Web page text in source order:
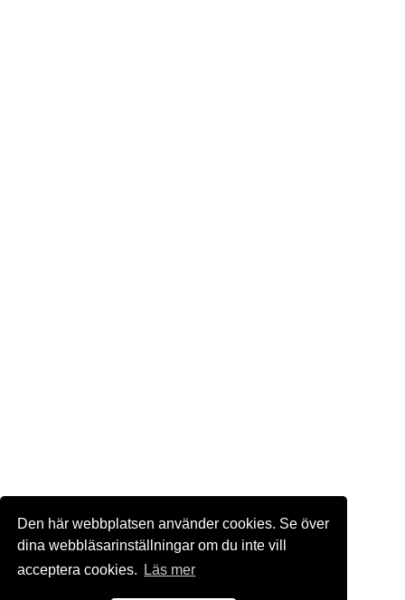
Den här webbplatsen använder cookies. Se över
dina webbläsarinställningar om du inte vill
acceptera cookies.
Läs mer